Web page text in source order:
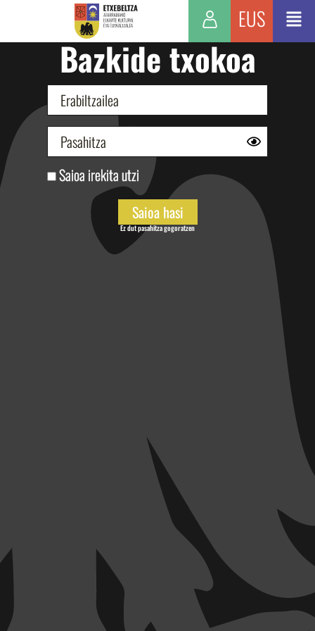
EUS
Bazkide txokoa
Saioa irekita utzi
Ez dut pasahitza gogoratzen